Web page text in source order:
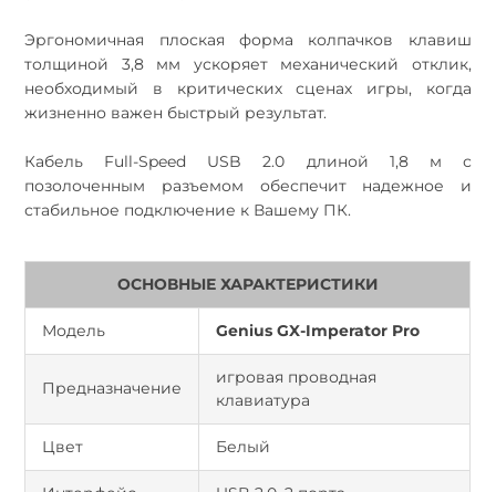
Эргономичная плоская форма колпачков клавиш
толщиной 3,8 мм ускоряет механический отклик,
необходимый в критических сценах игры, когда
жизненно важен быстрый результат.
Кабель Full-Speed USB 2.0 длиной 1,8 м с
позолоченным разъемом обеспечит надежное и
стабильное подключение к Вашему ПК.
ОСНОВНЫЕ ХАРАКТЕРИСТИКИ
Модель Genius GX-Imperator Pro
Предназначение
игровая проводная
клавиатура
Цвет Белый